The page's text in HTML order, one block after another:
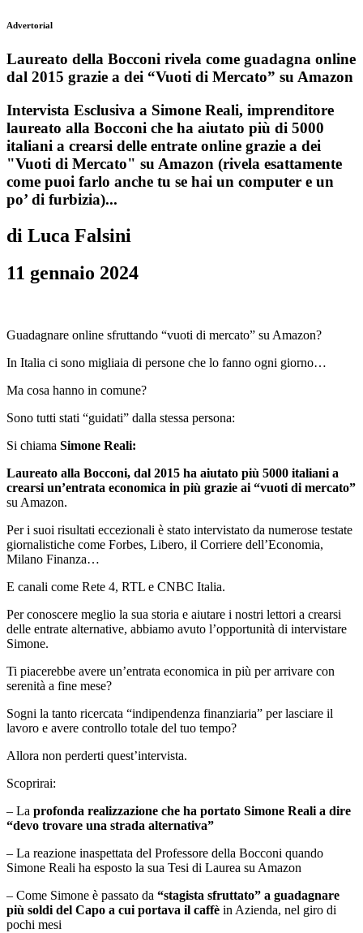
Advertorial
Laureato della Bocconi rivela come guadagna online
dal 2015 grazie a dei “Vuoti di Mercato” su Amazon
Intervista Esclusiva a Simone Reali, imprenditore
laureato alla Bocconi che ha aiutato più di 5000
italiani a crearsi delle entrate online grazie a dei
"Vuoti di Mercato" su Amazon (rivela esattamente
come puoi farlo anche tu se hai un computer e un
po’ di furbizia)...
di Luca Falsini
11 gennaio 2024
Guadagnare online sfruttando “vuoti di mercato” su Amazon?
In Italia ci sono migliaia di persone che lo fanno ogni giorno…
Ma cosa hanno in comune?
Sono tutti stati “guidati” dalla stessa persona:
Si chiama Simone Reali:
Laureato alla Bocconi, dal 2015 ha aiutato più 5000 italiani a
crearsi un’entrata economica in più grazie ai “vuoti di mercato”
su Amazon.
Per i suoi risultati eccezionali è stato intervistato da numerose testate
giornalistiche come Forbes, Libero, il Corriere dell’Economia,
Milano Finanza…
E canali come Rete 4, RTL e CNBC Italia.
Per conoscere meglio la sua storia e aiutare i nostri lettori a crearsi
delle entrate alternative, abbiamo avuto l’opportunità di intervistare
Simone.
Ti piacerebbe avere un’entrata economica in più per arrivare con
serenità a fine mese?
Sogni la tanto ricercata “indipendenza finanziaria” per lasciare il
lavoro e avere controllo totale del tuo tempo?
Allora non perderti quest’intervista.
Scoprirai:
– La profonda realizzazione che ha portato Simone Reali a dire
“devo trovare una strada alternativa”
– La reazione inaspettata del Professore della Bocconi quando
Simone Reali ha esposto la sua Tesi di Laurea su Amazon
– Come Simone è passato da “stagista sfruttato” a guadagnare
più soldi del Capo a cui portava il caffè in Azienda, nel giro di
pochi mesi